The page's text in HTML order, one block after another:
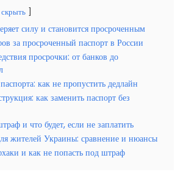
скрыть
силу и становится просроченным
за просроченный паспорт в России
просрочки: от банков до
как не пропустить дедлайн
как заменить паспорт без
и что будет, если не заплатить
жителей Украины: сравнение и нюансы
и как не попасть под штраф